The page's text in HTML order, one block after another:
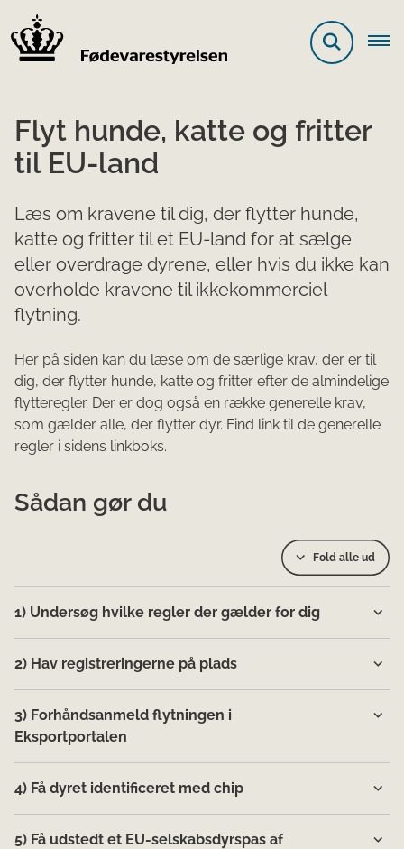
Flyt hunde, katte og fritter
til EU-land
Læs om kravene til dig, der flytter hunde,
katte og fritter til et EU-land for at sælge
eller overdrage dyrene, eller hvis du ikke kan
overholde kravene til ikkekommerciel
flytning.
Her på siden kan du læse om de særlige krav, der er til
dig, der flytter hunde, katte og fritter efter de almindelige
flytteregler. Der er dog også en række generelle krav,
som gælder alle, der flytter dyr. Find link til de generelle
regler i sidens linkboks.
Sådan gør du
Fold alle ud
1) Undersøg hvilke regler der gælder for dig
2) Hav registreringerne på plads
3) Forhåndsanmeld flytningen i
Eksportportalen
4) Få dyret identificeret med chip
5) Få udstedt et EU-selskabsdyrspas af